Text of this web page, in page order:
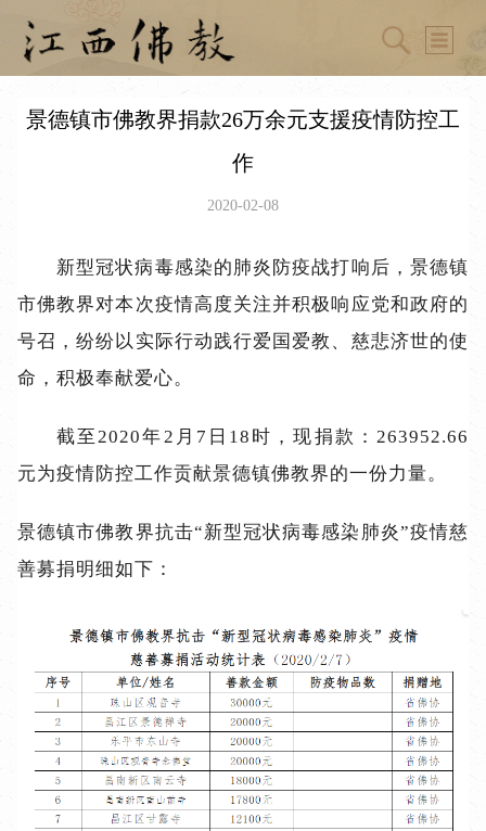
景德镇市佛教界捐款26万余元支援疫情防控工
作
2020-02-08
新型冠状病毒感染的肺炎防疫战打响后，景德镇
市佛教界对本次疫情高度关注并积极响应党和政府的
号召，纷纷以实际行动践行爱国爱教、慈悲济世的使
命，积极奉献爱心。
截至2020年2月7日18时，现捐款：263952.66
元为疫情防控工作贡献景德镇佛教界的一份力量。
景德镇市佛教界抗击“新型冠状病毒感染肺炎”疫情慈
善募捐明细如下：